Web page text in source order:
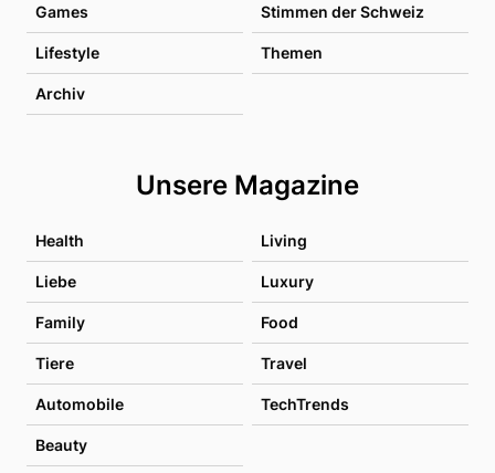
Games Stimmen der Schweiz
Lifestyle Themen
Archiv
Unsere Magazine
Health Living
Liebe Luxury
Family Food
Tiere Travel
Automobile TechTrends
Beauty